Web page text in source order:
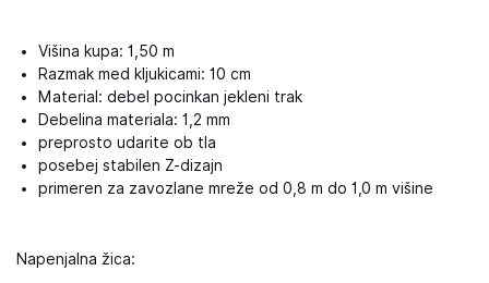
Višina kupa: 1,50 m
Razmak med kljukicami: 10 cm
Material: debel pocinkan jekleni trak
Debelina materiala: 1,2 mm
preprosto udarite ob tla
posebej stabilen Z-dizajn
primeren za zavozlane mreže od 0,8 m do 1,0 m višine
Napenjalna žica: